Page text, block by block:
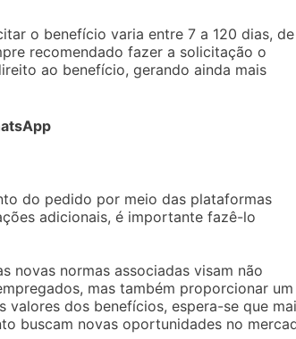
o benefício varia entre 7 a 120 dias, de
recomendado fazer a solicitação o
ao benefício, gerando ainda mais
do pedido por meio das plataformas
adicionais, é importante fazê-lo
novas normas associadas visam não
mas também proporcionar um
valores dos benefícios, espera-se que
buscam novas oportunidades no